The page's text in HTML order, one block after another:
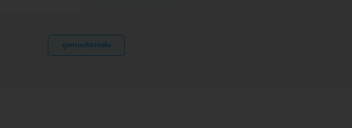
ดูสถานบริการเพิ่ม